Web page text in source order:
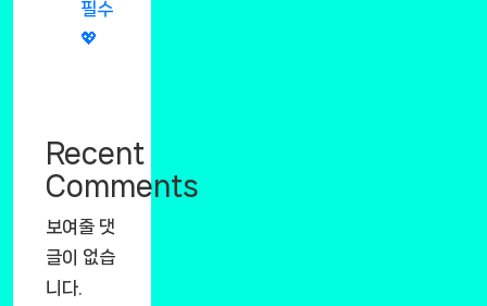
필수
💖
Recent
Comments
보여줄 댓
글이 없습
니다.